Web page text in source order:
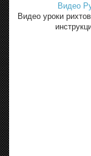
Видео
Видео уроки